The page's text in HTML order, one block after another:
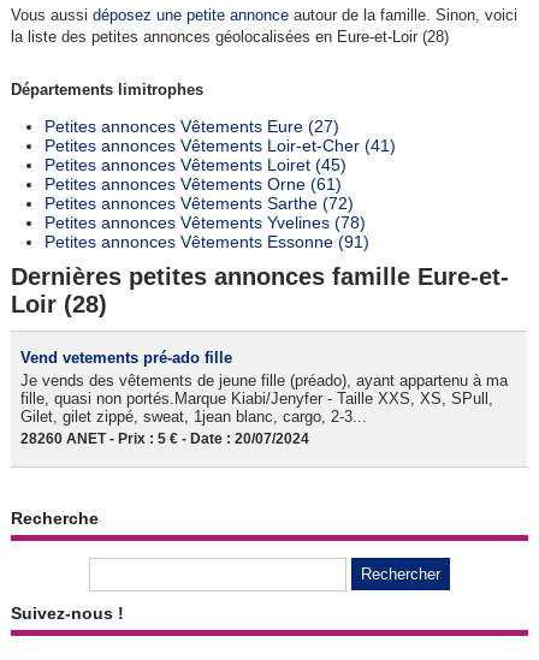
Vous aussi déposez une petite annonceautour de la famille. Sinon, voici
la liste des petites annonces géolocalisées en Eure-et-Loir (28)
Départements limitrophes
Petites annonces Vêtements Eure (27)
Petites annonces Vêtements Loir-et-Cher (41)
Petites annonces Vêtements Loiret (45)
Petites annonces Vêtements Orne (61)
Petites annonces Vêtements Sarthe (72)
Petites annonces Vêtements Yvelines (78)
Petites annonces Vêtements Essonne (91)
Dernières petites annonces famille Eure-et-
Loir (28)
Vend vetements pré-ado fille
Je vends des vêtements de jeune fille (préado), ayant appartenu à ma
fille, quasi non portés.Marque Kiabi/Jenyfer - Taille XXS, XS, SPull,
Gilet, gilet zippé, sweat, 1jean blanc, cargo, 2-3...
28260 ANET - Prix : 5 € - Date : 20/07/2024
Recherche
Suivez-nous !